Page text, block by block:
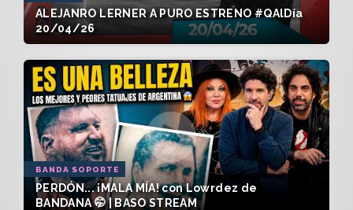
ALEJANRO LERNER A PURO ESTRENO #QAlDía
20/04/26
BANDA SOPORTE
PERDÓN... ¡MALA MÍA! con Lowrdez de
BANDANA 🤭 | BASO STREAM